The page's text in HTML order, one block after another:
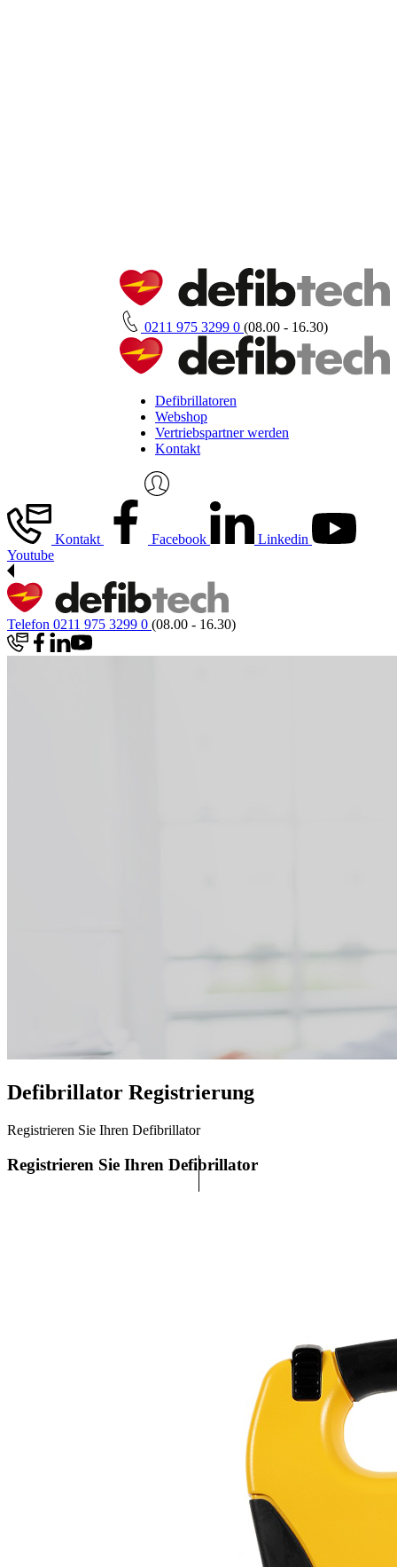
0211 975 3299 0 (08.00 - 16.30)
Defibrillatoren
Webshop
Vertriebspartner werden
Kontakt
Kontakt Facebook
Linkedin
Youtube
Telefon 0211 975 3299 0 (08.00 - 16.30)
Defibrillator Registrierung
Registrieren Sie Ihren Defibrillator
Registrieren Sie Ihren Defibrillator